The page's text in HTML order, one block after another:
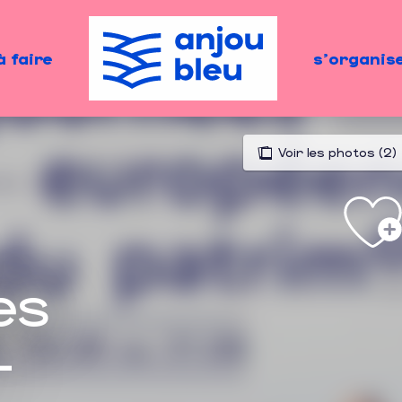
faire
Voir les photos (2)